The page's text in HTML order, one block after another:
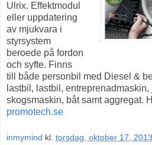
Ulrix. Effektmodul
eller uppdatering
av mjukvara i
styrsystem
beroede på fordon
och syfte. Finns
till både personbil med Diesel &
lastbil, lastbil,
skogsmaskin, båt samt aggregat.
promotech.se
inmymind kl. torsdag, oktober 17, 2013